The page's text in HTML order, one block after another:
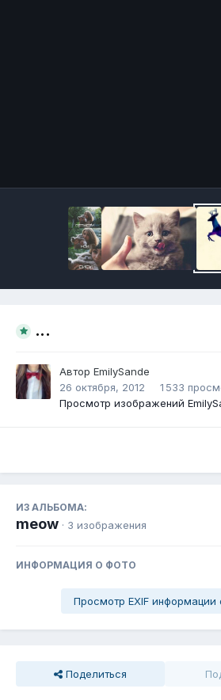
...
Автор EmilySande
26 октября, 2012
1 533
Просмотр изображений
ИЗ АЛЬБОМА:
meow · 3 изображения
ИНФОРМАЦИЯ О ФОТО
Просмотр EXIF информации
Поделиться